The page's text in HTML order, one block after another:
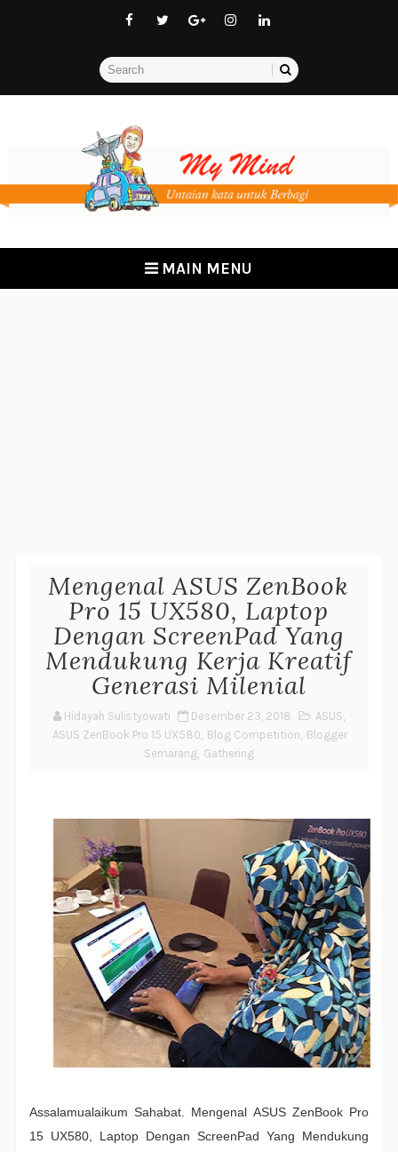
MAIN MENU
Mengenal ASUS ZenBook
Pro 15 UX580, Laptop
Dengan ScreenPad Yang
Mendukung Kerja Kreatif
Generasi Milenial
Hidayah Sulistyowati Desember 23, 2018 ASUS,
ASUS ZenBook Pro 15 UX580, Blog Competition, Blogger
Semarang, Gathering
Assalamualaikum Sahabat. Mengenal ASUS ZenBook Pro
15 UX580, Laptop Dengan ScreenPad Yang Mendukung